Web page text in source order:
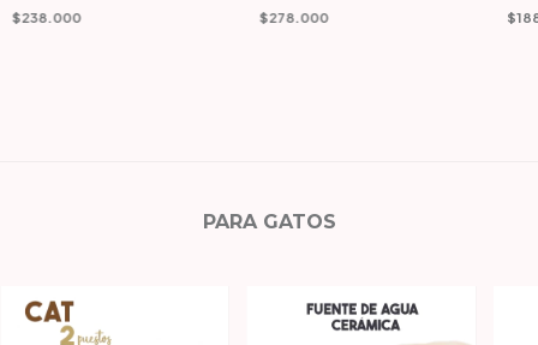
$238.000 $278.000
PARA GATOS